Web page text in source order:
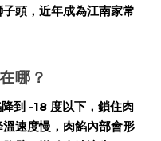
頭，近年成為江南家常
哪？
到 -18 度以下，鎖住肉
速度慢，肉餡內部會形